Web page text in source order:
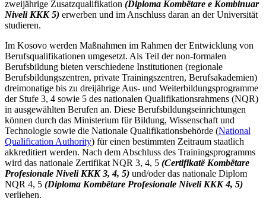
zweijährige Zusatzqualifikation (Diploma Kombëtare e Kombinuar
Niveli KKK 5) erwerben und im Anschluss daran an der Universität
studieren.
Im Kosovo werden Maßnahmen im Rahmen der Entwicklung von
Berufsqualifikationen umgesetzt. Als Teil der non-formalen
Berufsbildung bieten verschiedene Institutionen (regionale
Berufsbildungszentren, private Trainingszentren, Berufsakademien)
dreimonatige bis zu dreijährige Aus- und Weiterbildungsprogramme
der Stufe 3, 4 sowie 5 des nationalen Qualifikationsrahmens (NQR)
in ausgewählten Berufen an. Diese Berufsbildungseinrichtungen
können durch das Ministerium für Bildung, Wissenschaft und
Technologie sowie die Nationale Qualifikationsbehörde (National
Qualification Authority) für einen bestimmten Zeitraum staatlich
akkreditiert werden. Nach dem Abschluss des Trainingsprogramms
wird das nationale Zertifikat NQR 3, 4, 5 (Certifikatë Kombëtare
Profesionale Niveli KKK 3, 4, 5) und/oder das nationale Diplom
NQR 4, 5 (Diploma Kombëtare Profesionale Niveli KKK 4, 5)
verliehen.